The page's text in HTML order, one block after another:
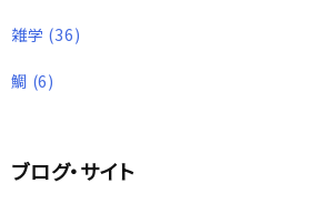
雑学 (36)
鯛 (6)
ブログ・サイト